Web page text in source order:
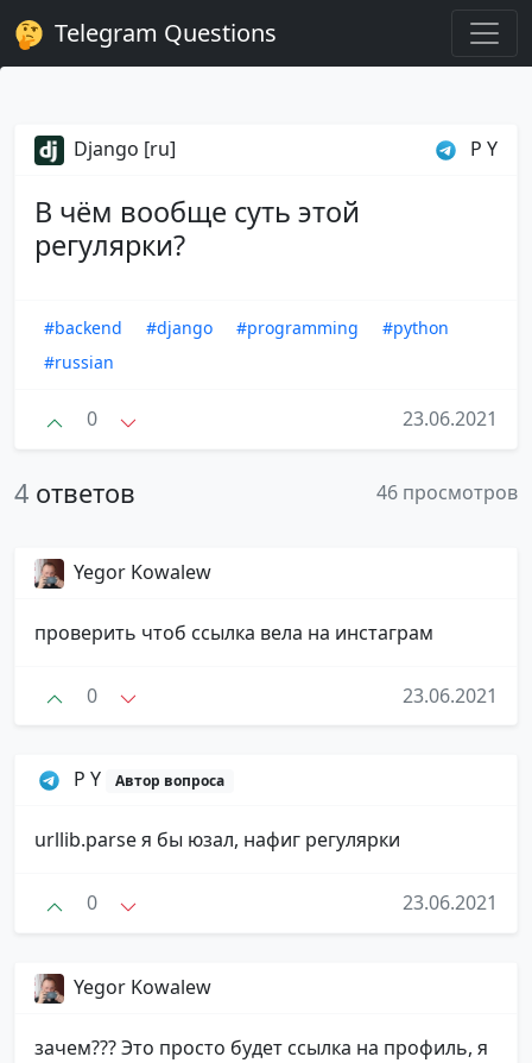
Telegram Questions
Django [ru] P Y
В чём вообще суть этой
регулярки?
#backend #django #programming
#python
#russian
0 23.06.2021
4 ответов 46 просмотров
Yegor Kowalew
проверить чтоб ссылка вела на инстаграм
0 23.06.2021
P Y Автор вопроса
urllib.parse я бы юзал, нафиг регулярки
0 23.06.2021
Yegor Kowalew
зачем??? Это просто будет ссылка на профиль, я